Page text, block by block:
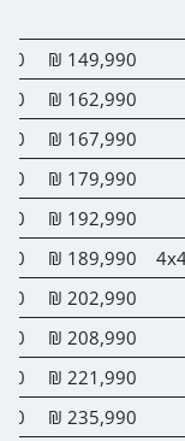
149,990 ₪
₪
162,990 ₪
₪
167,990 ₪
₪
179,990 ₪
₪
192,990 ₪
₪
189,990 ₪
₪
202,990 ₪
₪
208,990 ₪
₪
221,990 ₪
₪
235,990 ₪
₪